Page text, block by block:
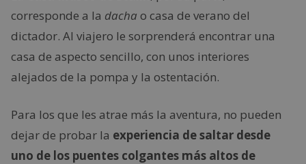
corresponde a la dacha o casa de verano del
dictador. Al viajero le sorprenderá encontrar una
casa de aspecto sencillo, con unos interiores
alejados de la pompa y la ostentación.
Para los que les atrae más la aventura, no pueden
dejar de probar la experiencia de saltar desde
uno de los puentes colgantes más altos de